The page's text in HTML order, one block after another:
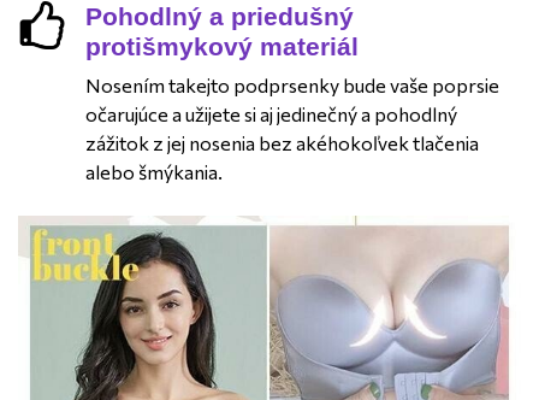
Pohodlný a priedušný
protišmykový materiál
Nosením takejto podprsenky bude vaše poprsie
očarujúce a užijete si aj jedinečný a pohodlný
zážitok z jej nosenia bez akéhokoľvek tlačenia
alebo šmýkania.